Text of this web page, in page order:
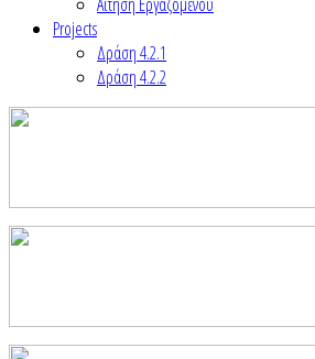
Projects
Δράση 4.2.1
Δράση 4.2.2